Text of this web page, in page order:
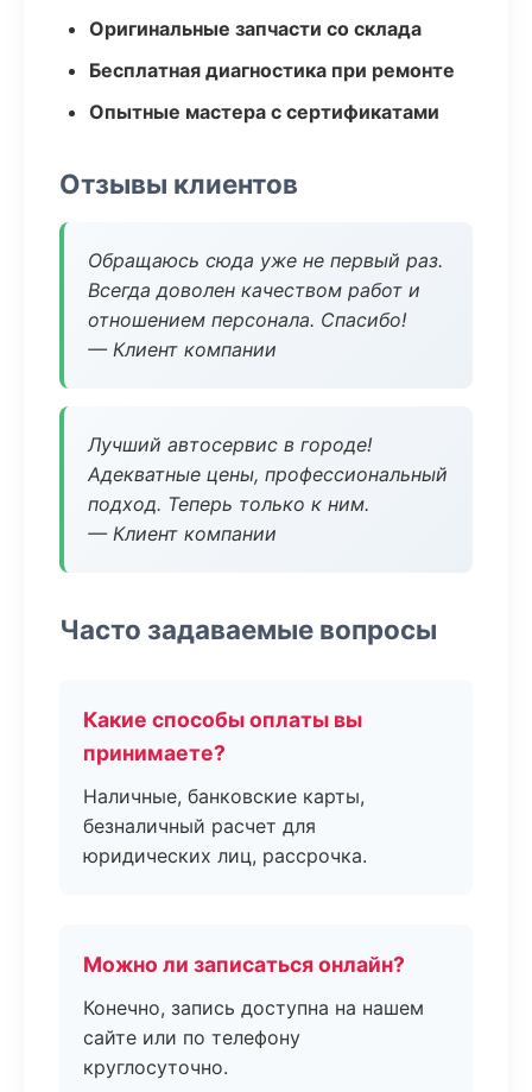
Оригинальные запчасти со склада
Бесплатная диагностика при ремонте
Опытные мастера с сертификатами
Отзывы клиентов
Обращаюсь сюда уже не первый раз.
Всегда доволен качеством работ и
отношением персонала. Спасибо!
— Клиент компании
Лучший автосервис в городе!
Адекватные цены, профессиональный
подход. Теперь только к ним.
— Клиент компании
Часто задаваемые вопросы
Какие способы оплаты вы
принимаете?
Наличные, банковские карты,
безналичный расчет для
юридических лиц, рассрочка.
Можно ли записаться онлайн?
Конечно, запись доступна на нашем
сайте или по телефону
круглосуточно.